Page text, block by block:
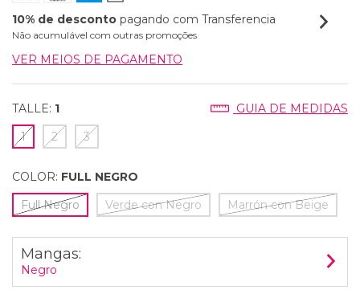
10% de desconto pagando com Transferencia
Não acumulável com outras promoções
VER MEIOS DE PAGAMENTO
TALLE: 1
GUIA DE MEDIDAS
1
2 3
COLOR: FULL NEGRO
Full Negro
Verde con Negro Marrón con Beige
Mangas:
Negro